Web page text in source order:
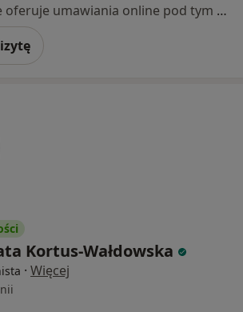
Specjalista nie oferuje umawiania online pod tym adresem.
Kortus-Wałdowska
· Więcej